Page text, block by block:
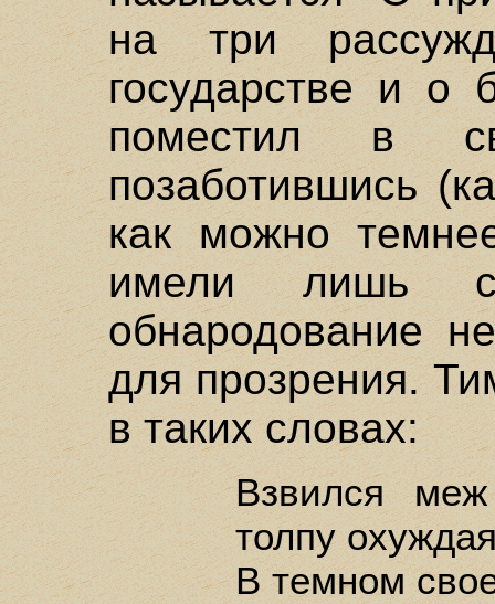
на три
государстве и о
поместил в
позаботившись
как можно
имели лишь
обнародование
для прозрения.
в таких словах:
Взвился
толпу
В темном